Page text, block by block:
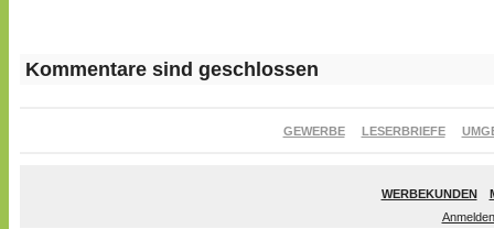
Kommentare sind geschlossen
GEWERBE LESERBRIEFE
WERBEKUNDEN
Anmelden